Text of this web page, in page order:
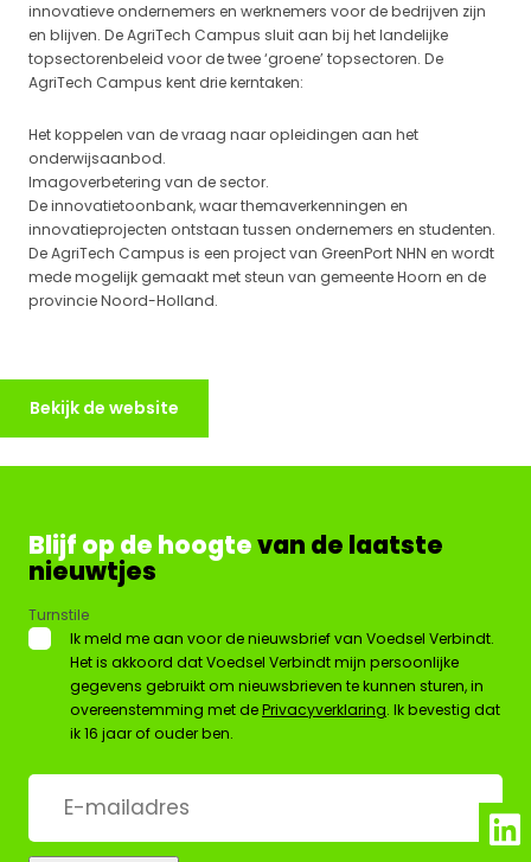
innovatieve ondernemers en werknemers voor de bedrijven zijn
en blijven. De AgriTech Campus sluit aan bij het landelijke
topsectorenbeleid voor de twee ‘groene’ topsectoren. De
AgriTech Campus kent drie kerntaken:
Het koppelen van de vraag naar opleidingen aan het
onderwijsaanbod.
Imagoverbetering van de sector.
De innovatietoonbank, waar themaverkenningen en
innovatieprojecten ontstaan tussen ondernemers en studenten.
De AgriTech Campus is een project van GreenPort NHN en wordt
mede mogelijk gemaakt met steun van gemeente Hoorn en de
provincie Noord-Holland.
Bekijk de website
Blijf op de hoogtevan de laatste
nieuwtjes
E-
mailadres*
*
Ik meld me aan voor de nieuwsbrief van Voedsel Verbindt.
Het is akkoord dat Voedsel Verbindt mijn persoonlijke
gegevens gebruikt om nieuwsbrieven te kunnen sturen, in
overeenstemming met dePrivacyverklaring. Ik bevestig dat
ik 16 jaar of ouder ben.
Turnstile